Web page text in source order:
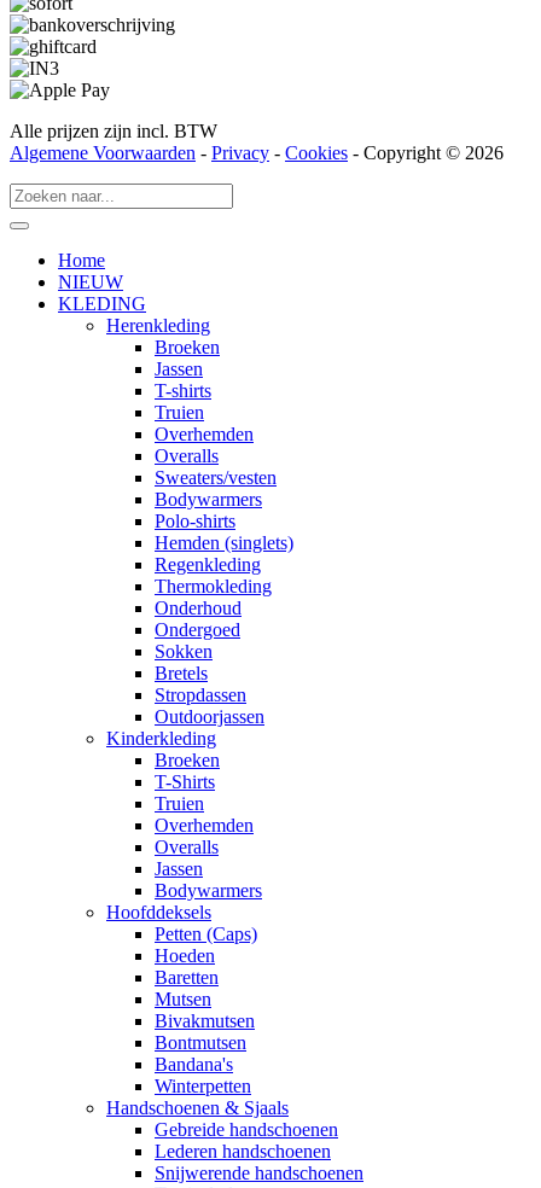
Alle prijzen zijn incl. BTW
Algemene Voorwaarden - Privacy - Cookies - Copyright © 2026
Home
NIEUW
KLEDING
Herenkleding
Broeken
Jassen
T-shirts
Truien
Overhemden
Overalls
Sweaters/vesten
Bodywarmers
Polo-shirts
Hemden (singlets)
Regenkleding
Thermokleding
Onderhoud
Ondergoed
Sokken
Bretels
Stropdassen
Outdoorjassen
Kinderkleding
Broeken
T-Shirts
Truien
Overhemden
Overalls
Jassen
Bodywarmers
Hoofddeksels
Petten (Caps)
Hoeden
Baretten
Mutsen
Bivakmutsen
Bontmutsen
Bandana's
Winterpetten
Handschoenen & Sjaals
Gebreide handschoenen
Lederen handschoenen
Snijwerende handschoenen